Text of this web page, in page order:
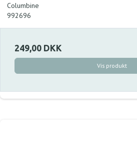
Columbine
992696
249,00 DKK
Vis produkt